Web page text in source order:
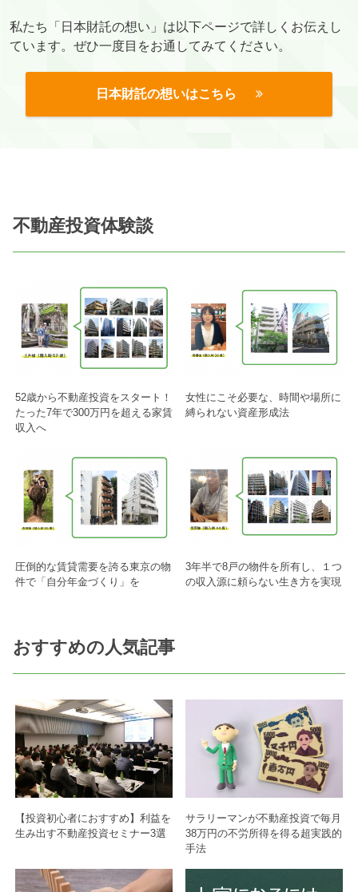
私たち「日本財託の想い」は以下ページで詳しくお伝えし
ています。ぜひ一度目をお通してみてください。
日本財託の想いはこちら
不動産投資体験談
52歳から不動産投資をスタート！
たった7年で300万円を超える家賃
収入へ
女性にこそ必要な、時間や場所に
縛られない資産形成法
圧倒的な賃貸需要を誇る東京の物
件で「自分年金づくり」を
3年半で8戸の物件を所有し、１つ
の収入源に頼らない生き方を実現
おすすめの人気記事
【投資初心者におすすめ】利益を
生み出す不動産投資セミナー3選
サラリーマンが不動産投資で毎月
38万円の不労所得を得る超実践的
手法